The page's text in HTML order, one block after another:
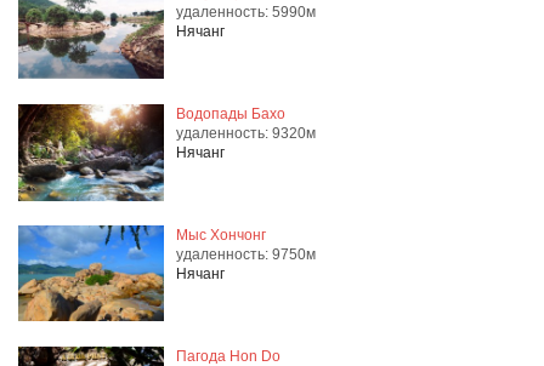
удаленность: 5990м
Нячанг
Водопады Бахо
удаленность: 9320м
Нячанг
Мыс Хончонг
удаленность: 9750м
Нячанг
Пагода Hon Do